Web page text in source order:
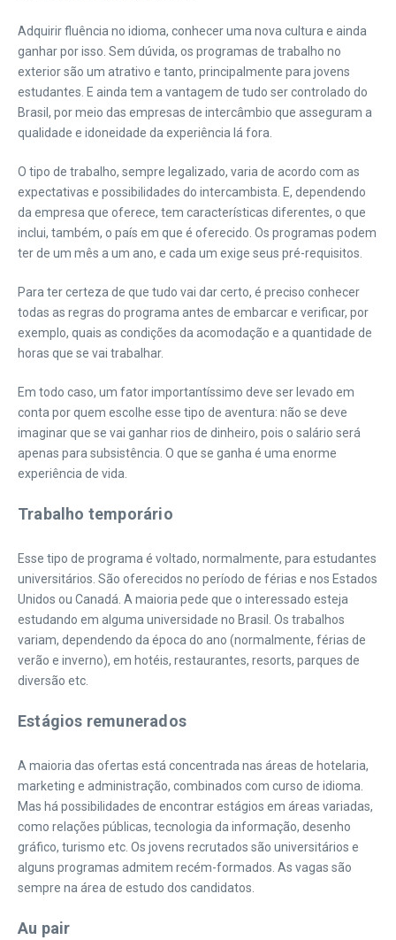
Adquirir fluência no idioma, conhecer uma nova cultura e ainda
ganhar por isso. Sem dúvida, os programas de trabalho no
exterior são um atrativo e tanto, principalmente para jovens
estudantes. E ainda tem a vantagem de tudo ser controlado do
Brasil, por meio das empresas de intercâmbio que asseguram a
qualidade e idoneidade da experiência lá fora.
O tipo de trabalho, sempre legalizado, varia de acordo com as
expectativas e possibilidades do intercambista. E, dependendo
da empresa que oferece, tem características diferentes, o que
inclui, também, o país em que é oferecido. Os programas podem
ter de um mês a um ano, e cada um exige seus pré-requisitos.
Para ter certeza de que tudo vai dar certo, é preciso conhecer
todas as regras do programa antes de embarcar e verificar, por
exemplo, quais as condições da acomodação e a quantidade de
horas que se vai trabalhar.
Em todo caso, um fator importantíssimo deve ser levado em
conta por quem escolhe esse tipo de aventura: não se deve
imaginar que se vai ganhar rios de dinheiro, pois o salário será
apenas para subsistência. O que se ganha é uma enorme
experiência de vida.
Trabalho temporário
Esse tipo de programa é voltado, normalmente, para estudantes
universitários. São oferecidos no período de férias e nos Estados
Unidos ou Canadá. A maioria pede que o interessado esteja
estudando em alguma universidade no Brasil. Os trabalhos
variam, dependendo da época do ano (normalmente, férias de
verão e inverno), em hotéis, restaurantes, resorts, parques de
diversão etc.
Estágios remunerados
A maioria das ofertas está concentrada nas áreas de hotelaria,
marketing e administração, combinados com curso de idioma.
Mas há possibilidades de encontrar estágios em áreas variadas,
como relações públicas, tecnologia da informação, desenho
gráfico, turismo etc. Os jovens recrutados são universitários e
alguns programas admitem recém-formados. As vagas são
sempre na área de estudo dos candidatos.
Au pair